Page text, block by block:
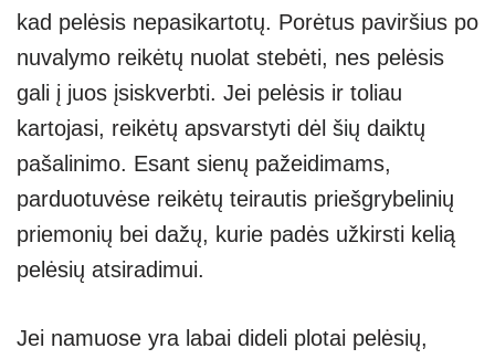
kad pelėsis nepasikartotų. Porėtus paviršius po
nuvalymo reikėtų nuolat stebėti, nes pelėsis
gali į juos įsiskverbti. Jei pelėsis ir toliau
kartojasi, reikėtų apsvarstyti dėl šių daiktų
pašalinimo. Esant sienų pažeidimams,
parduotuvėse reikėtų teirautis priešgrybelinių
priemonių bei dažų, kurie padės užkirsti kelią
pelėsių atsiradimui.
Jei namuose yra labai dideli plotai pelėsių,